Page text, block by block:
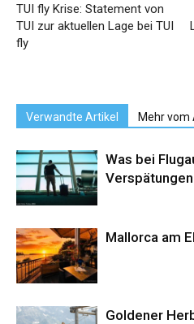
TUI fly Krise: Statement von
TUI zur aktuellen Lage bei TUI
fly
Verwandte Artikel Mehr vom
Was bei
Mallorca am
Goldener